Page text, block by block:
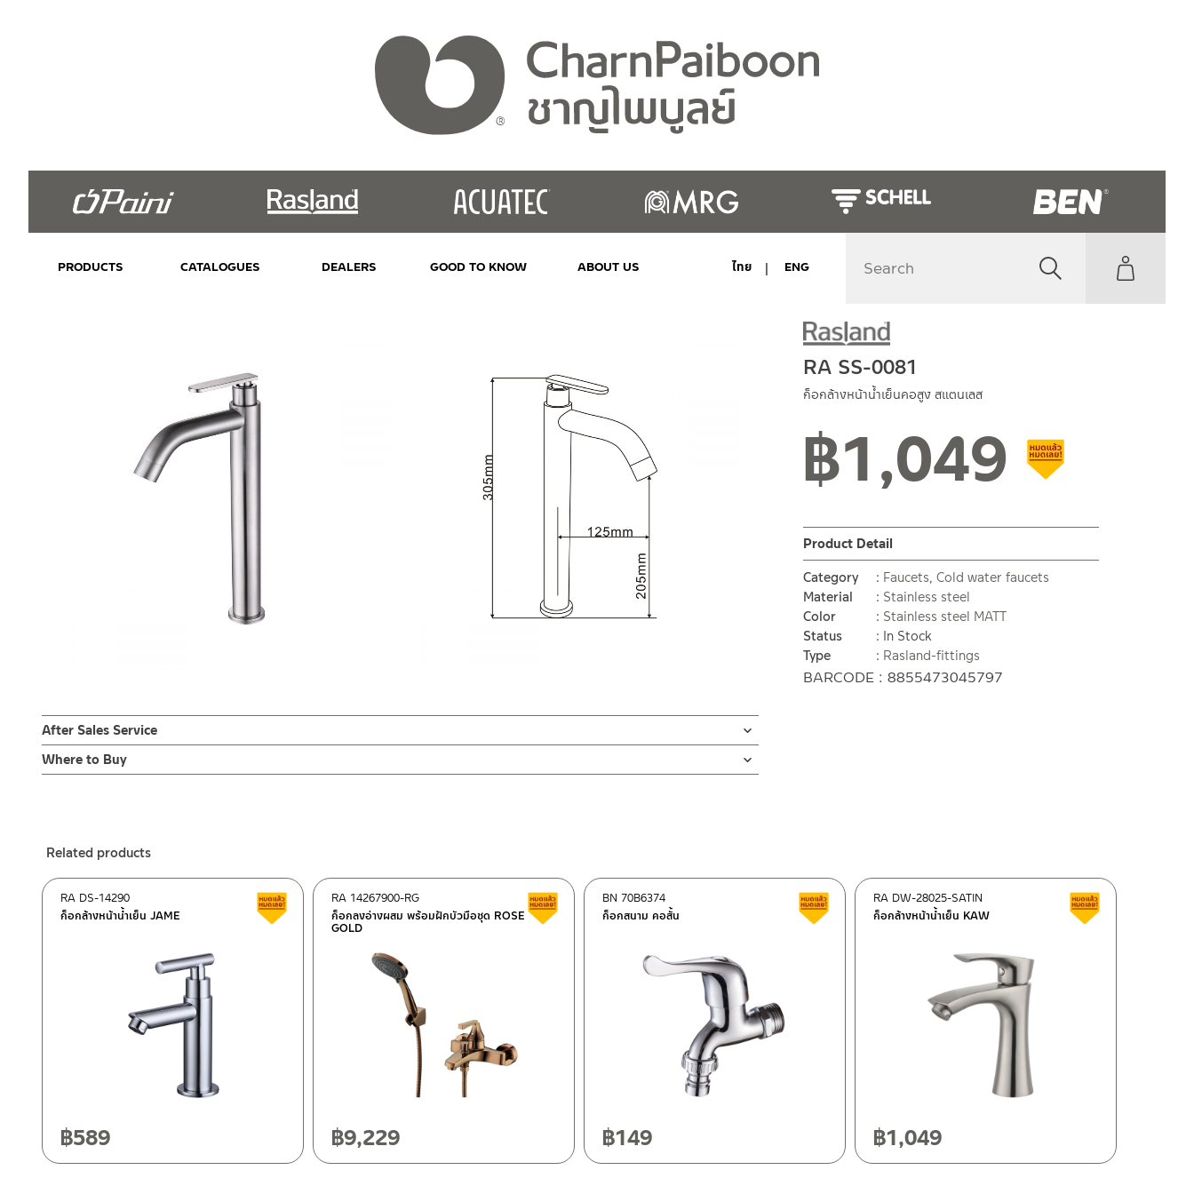
PRODUCTS CATALOGUES DEALERS GOOD TO KNOW ABOUT US ไทย ENG
RA SS-0081
ก็อกล้างหน้าน้ำเย็นคอสูง สแตนเลส
฿1,049
Product Detail
Category
Faucets, Cold water faucets
Material
Stainless steel
Color
Stainless steel MATT
Status
In Stock
Type
Rasland-fittings
BARCODE : 8855473045797
After Sales Service
Online Platform
– Email: contact@charnpaiboon.com
After Sales Service Center – Bangkok
662/61-62 Rama 3 Road, Bangpongpang, Yannawa, Bangkok 10120
Tel: 02-358-0080 / 080-075-8668 / 091-545-0556
Tel: 080-075-2626
Where to Buy
–Lazada
ติดต่อพนักงานขาย / Contact Sales Staff
Tel: 02-285-5795
ติดต่อ ชาญไพบูลย์ / Contact Us
Related products
ก็อกล้างหน้าน้ำเย็น JAME
RA DS-14290 Clearance sale
฿589
ก็อกลงอ่างผสม พร้อมฝักบัวมือชุด ROSE
GOLD
RA 14267900-RG Clearance sale
฿9,229
ก็อกสนาม คอสั้น
BN 70B6374 Clearance sale
฿149
ก็อกล้างหน้าน้ำเย็น KAW
RA DW-28025-SATIN
฿1,049